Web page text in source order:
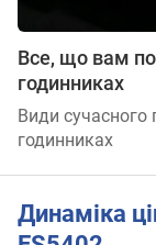
Все, що вам
годинниках
Види сучасного
годинниках
Динаміка